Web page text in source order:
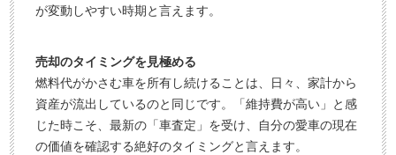
が変動しやすい時期と言えます。
売却のタイミングを見極める
燃料代がかさむ車を所有し続けることは、日々、家計から
資産が流出しているのと同じです。「維持費が高い」と感
じた時こそ、最新の「車査定」を受け、自分の愛車の現在
の価値を確認する絶好のタイミングと言えます。